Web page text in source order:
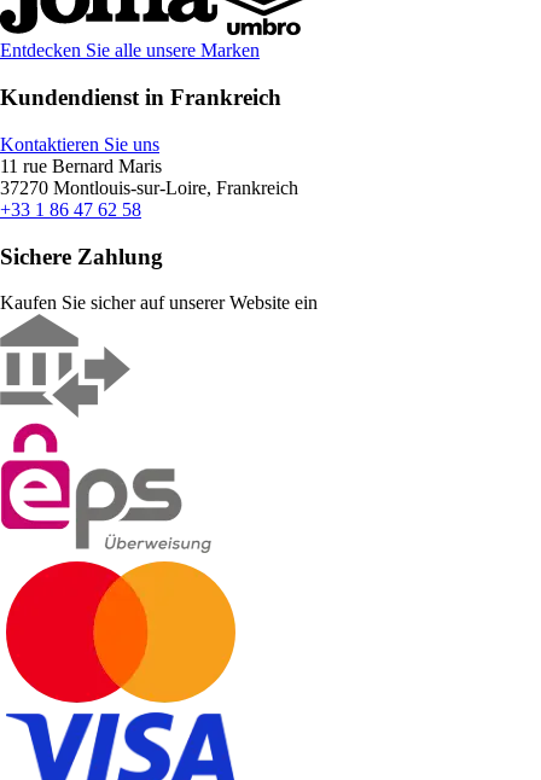
Entdecken Sie alle unsere Marken
Kundendienst in Frankreich
Kontaktieren Sie uns
11 rue Bernard Maris
37270 Montlouis-sur-Loire, Frankreich
+33 1 86 47 62 58
Sichere Zahlung
Kaufen Sie sicher auf unserer Website ein